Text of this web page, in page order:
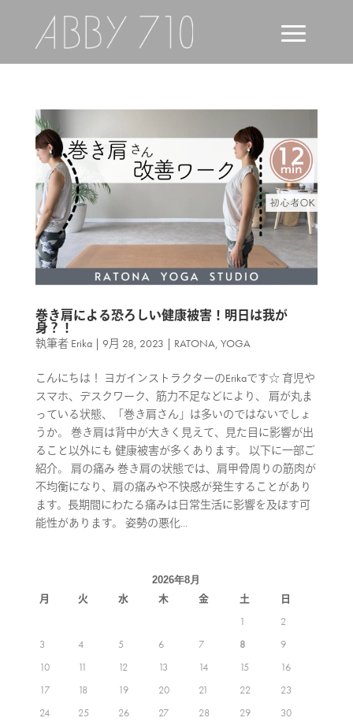
巻き肩による恐ろしい健康被害！明日は我が
身？！
執筆者 Erika| 9月 28, 2023 | RATONA, YOGA
こんにちは！ ヨガインストラクターのErikaです☆ 育児や
スマホ、デスクワーク、筋力不足などにより、 肩が丸ま
っている状態、「巻き肩さん」は多いのではないでしょ
うか。 巻き肩は背中が大きく見えて、見た目に影響が出
ること以外にも 健康被害が多くあります。 以下に一部ご
紹介。 肩の痛み 巻き肩の状態では、肩甲骨周りの筋肉が
不均衡になり、肩の痛みや不快感が発生することがあり
ます。長期間にわたる痛みは日常生活に影響を及ぼす可
能性があります。 姿勢の悪化...
2026年8月
月 火 水 木 金 土
日
1
2
3
4 5 6 7 8
9
10
11 12 13 14 15
16
17
18 19 20 21 22
23
24
25 26 27 28 29
30